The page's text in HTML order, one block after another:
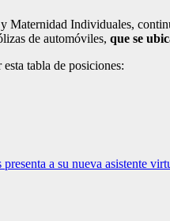
Individuales,
de automóviles, que se
tabla de posiciones:
a su nueva asistente